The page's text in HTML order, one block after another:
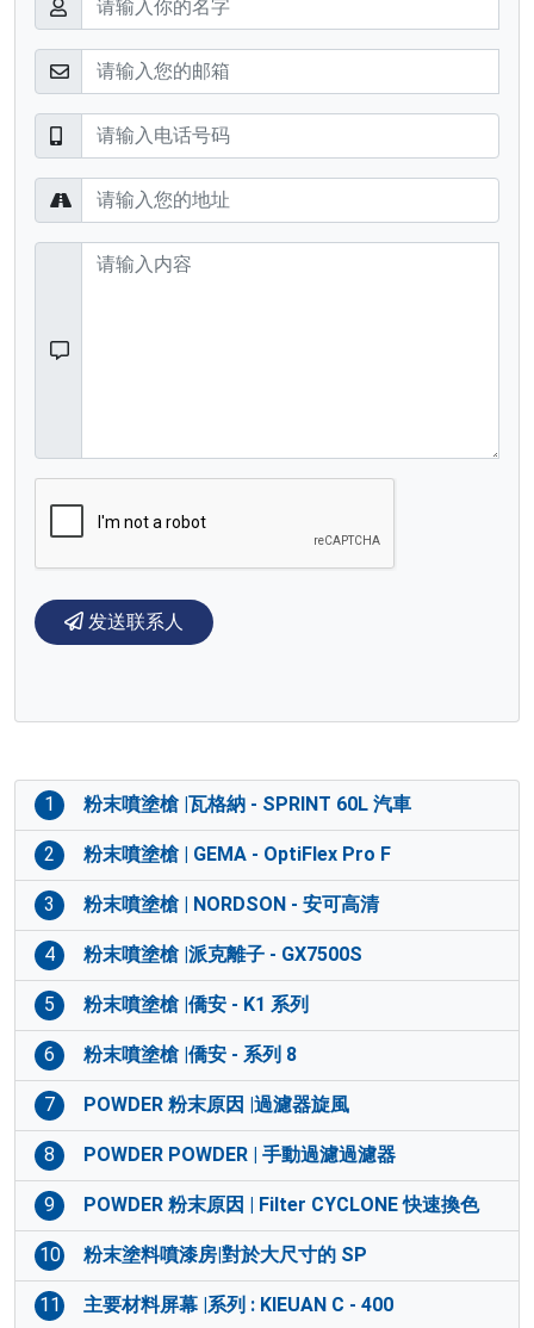
发送联系人
1 粉末噴塗槍 |瓦格納 - SPRINT 60L 汽車
2 粉末噴塗槍 | GEMA - OptiFlex Pro F
3 粉末噴塗槍 | NORDSON - 安可高清
4 粉末噴塗槍 |派克離子 - GX7500S
5 粉末噴塗槍 |僑安 - K1 系列
6 粉末噴塗槍 |僑安 - 系列 8
7 POWDER 粉末原因 |過濾器旋風
8 POWDER POWDER | 手動過濾過濾器
9 POWDER 粉末原因 | Filter CYCLONE 快速換色
10 粉末塗料噴漆房|對於大尺寸的 SP
11 主要材料屏幕 |系列 : KIEUAN C - 400